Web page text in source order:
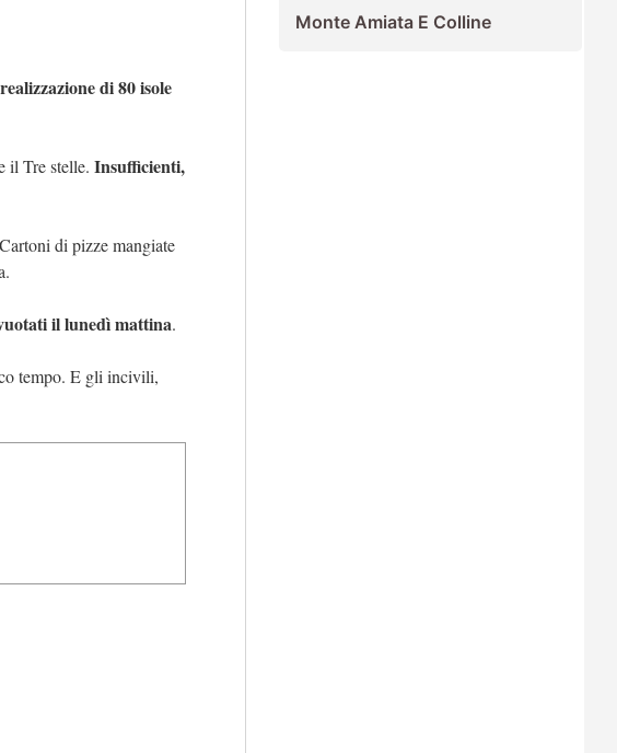
di 80 isole
il Tre stelle. Insufficienti,
di pizze mangiate
il lunedì mattina.
tempo. E gli incivili,
Monte Amiata E Colline